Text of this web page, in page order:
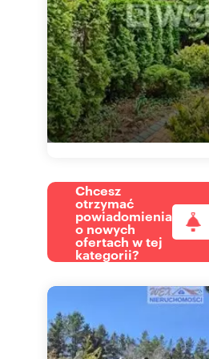
Chcesz
otrzymać
powiadomienia
o nowych
ofertach w tej
kategorii?